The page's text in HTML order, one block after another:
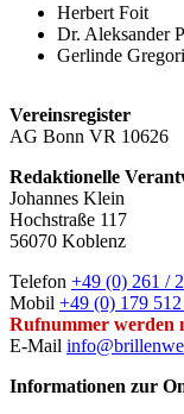
Herbert Foit
Dr. Aleksander
Gerlinde Gregori
Vereinsregister
AG Bonn VR 10626
Redaktionelle
Johannes Klein
Hochstraße 117
56070 Koblenz
Telefon +49 (0) 261 /
Mobil +49 (0) 179
Rufnummer werden
E-Mail
Informationen zur